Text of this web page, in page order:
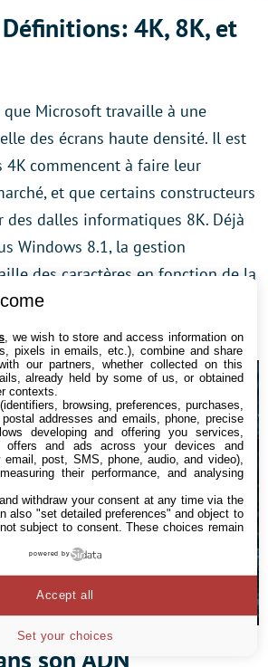
4K, 8K, et
Microsoft travaille à une
des écrans haute densité. Il est
4K commencent à faire leur
et que certains constructeurs
dalles informatiques 8K. Déjà
Windows 8.1, la gestion
des caractères en fonction de la
devrait être encore plus
sous Windows 10.
son ADN
, we wish to store and access information on
pixels in emails, etc.), combine and share
our partners, whether collected on this
already held by some of us, or obtained
contexts.
browsing, preferences, purchases,
addresses and emails, phone, precise
developing and offering you services,
offers and ads across your devices and
email, post, SMS, phone, audio, and video),
their performance, and analysing
withdraw your consent at any time via the
also "set detailed preferences" and object to
subject to consent. These choices remain
powered by
Set your choices
Accept all